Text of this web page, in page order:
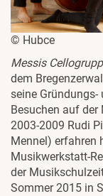
© Hubce
Messis
dem
seine
Besuchen auf
2003-2009 Rudi
Mennel) erfahren
Musikwerkstatt-
der
Sommer 2015 in